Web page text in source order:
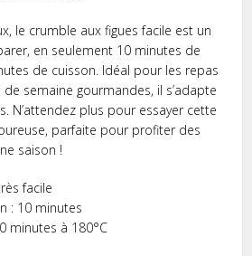
le crumble aux figues facile est un
en seulement 10 minutes de
de cuisson. Idéal pour les repas
semaine gourmandes, il s’adapte
N’attendez plus pour essayer cette
parfaite pour profiter des
saison !
facile
: 10 minutes
minutes à 180°C